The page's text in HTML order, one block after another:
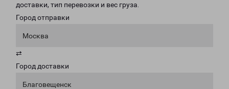
доставки, тип перевозки и вес груза.
Город отправки
Москва
⇄
Город доставки
Благовещенск